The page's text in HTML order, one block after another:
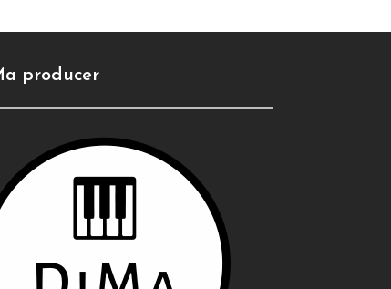
producer